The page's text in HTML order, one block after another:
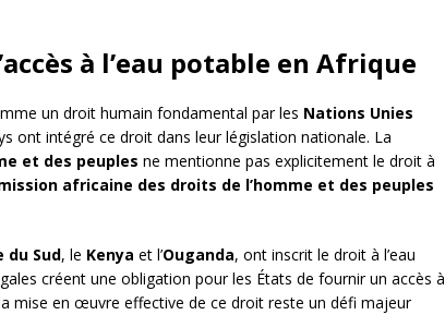
à l’eau potable en Afrique
un droit humain fondamental par les Nations Unies
ont intégré ce droit dans leur législation nationale. La
et des peuples ne mentionne pas explicitement le droit à
africaine des droits de l’homme et des peuples
du Sud, le Kenya et l’Ouganda, ont inscrit le droit à l’eau
créent une obligation pour les États de fournir un accès à
mise en œuvre effective de ce droit reste un défi majeur